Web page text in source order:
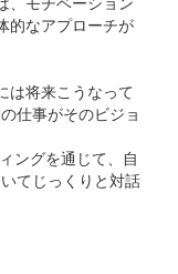
的なアプローチが
は将来こうなって
仕事がそのビジョ
ングを通じて、自
てじっくりと対話